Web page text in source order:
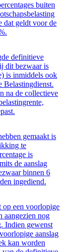
buiten
dat geldt voor de
definitieve
dit bezwaar is
is inmiddels ook
Belastingdienst.
na de collectieve
gemaakt is
te
is
de aanslag
binnen 6
ingediend.
op een voorlopige
aangezien nog
Indien gewenst
aanslag
kan worden